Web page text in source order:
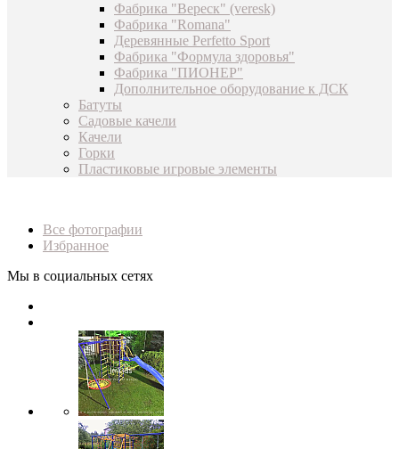
Фабрика "Вереск" (veresk)
Фабрика "Romana"
Деревянные Perfetto Sport
Фабрика "Формула здоровья"
Фабрика "ПИОНЕР"
Дополнительное оборудование к ДСК
Батуты
Садовые качели
Качели
Горки
Пластиковые игровые элементы
Все фотографии
Избранное
Мы в социальных сетях